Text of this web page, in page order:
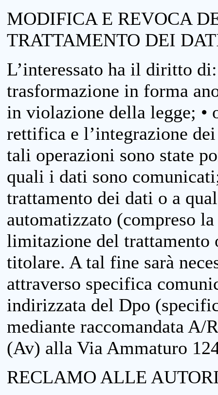
MODIFICA E REVOCA
TRATTAMENTO DEI
L’interessato ha il diritto
trasformazione in forma
in violazione della legge; •
rettifica e l’integrazione
tali operazioni sono state
quali i dati sono
trattamento dei dati o a
automatizzato (compreso
limitazione del trattamento
titolare. A tal fine sarà
attraverso specifica
indirizzata del Dpo
mediante raccomandata
(Av) alla Via Ammaturo
RECLAMO ALLE